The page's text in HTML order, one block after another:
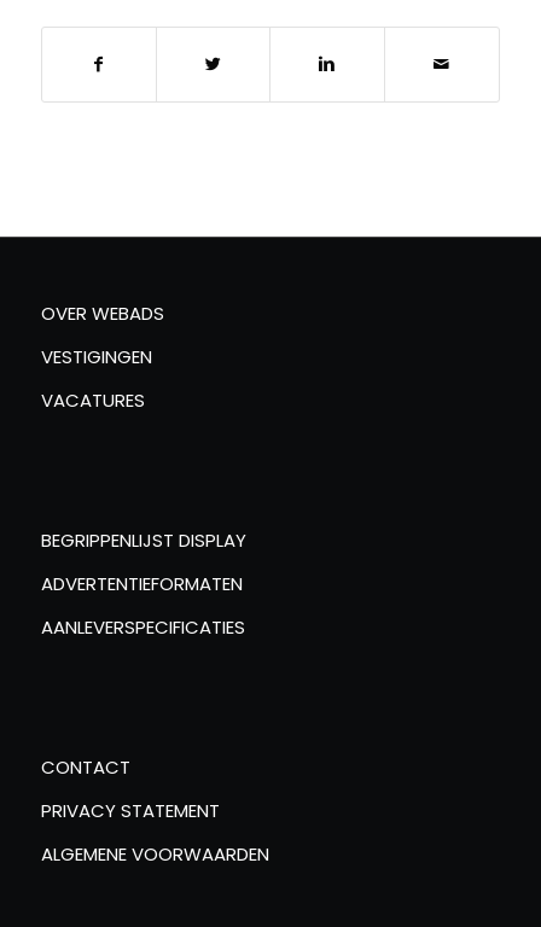
OVER WEBADS
VESTIGINGEN
VACATURES
BEGRIPPENLIJST DISPLAY
ADVERTENTIEFORMATEN
AANLEVERSPECIFICATIES
CONTACT
PRIVACY STATEMENT
ALGEMENE VOORWAARDEN